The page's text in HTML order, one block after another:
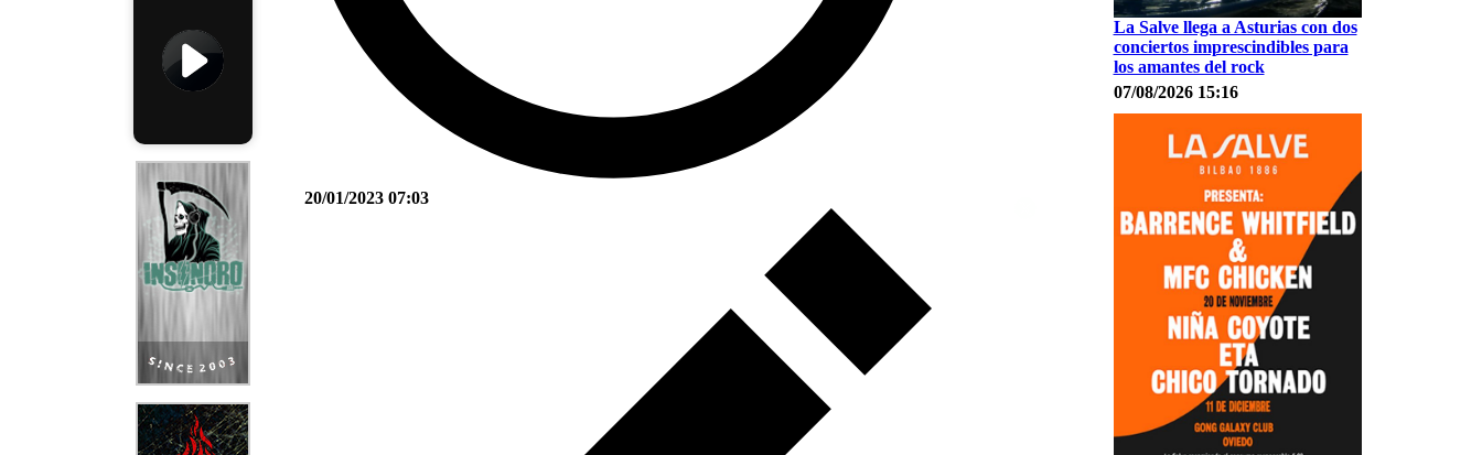
20/01/2023 07:03
La Salve llega a Asturias con dos
conciertos imprescindibles para
los amantes del rock
07/08/2026 15:16